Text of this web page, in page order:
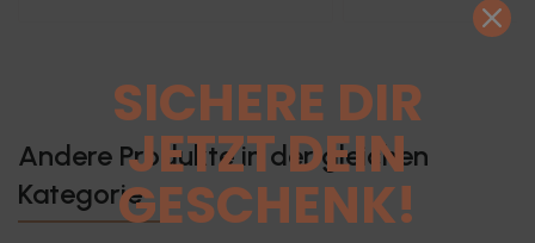
Andere Produkte in der gleichen
Kategorie
SICHERE DIR
JETZT DEIN
GESCHENK!